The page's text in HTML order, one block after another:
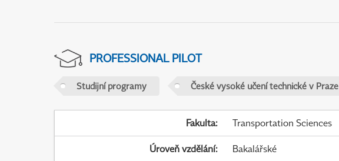
PROFESSIONAL PILOT
Studijní programy České vysoké učení technické v Praze
Fakulta: Transportation Sciences
Úroveň vzdělání: Bakalářské